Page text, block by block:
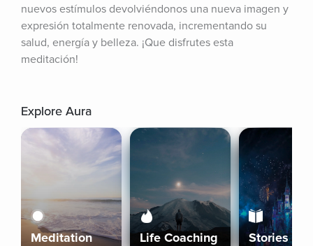
nuevos estímulos devolviéndonos una nueva imagen y
expresión totalmente renovada, incrementando su
salud, energía y belleza. ¡Que disfrutes esta
meditación!
Explore Aura
Meditation Life Coaching Stories